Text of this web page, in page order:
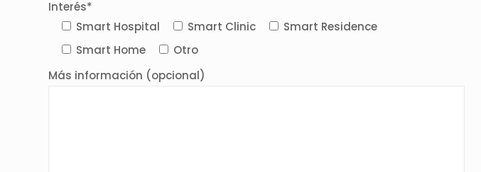
Interés*
Smart Hospital
Smart Clinic
Smart Residence
Smart Home
Otro
Más información (opcional)